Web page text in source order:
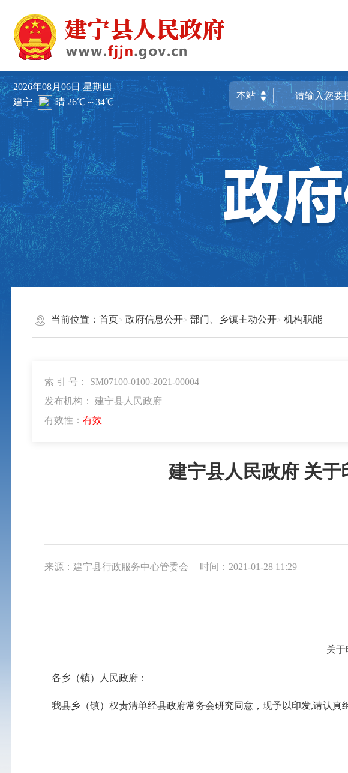
2026年08月06日星期四
当前位置： 首页 政府信息公开 部门、乡镇主动公开 机构职能
索 引 号： SM07100-0100-2021-00004
发布机构： 建宁县人民政府
有效性： 有效
建宁县人民政府 关
来源：建宁县行政服务中心管委会 时间：2021-01-28 11:29
关于印
各乡（镇）人民政府：
我县乡（镇）权责清单经县政府常务会研究同意，现予以印发,请认真